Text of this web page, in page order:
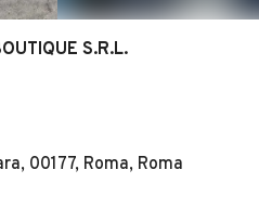
S.R.L.
00177, Roma, Roma